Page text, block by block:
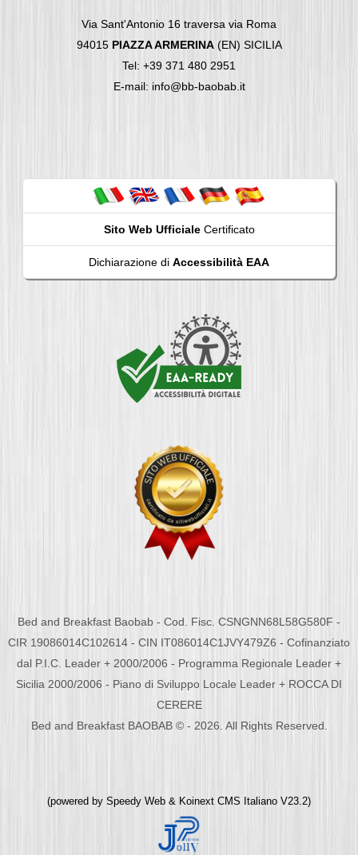
Via Sant'Antonio 16 traversa via Roma
94015 PIAZZA ARMERINA(EN) SICILIA
Tel: +39 371 480 2951
E-mail: info@bb-baobab.it
Sito Web UfficialeCertificato
Dichiarazione di Accessibilità EAA
Bed and Breakfast Baobab - Cod. Fisc. CSNGNN68L58G580F -
CIR 19086014C102614 - CIN IT086014C1JVY479Z6 - Cofinanziato
dal P.I.C. Leader + 2000/2006 - Programma Regionale Leader +
Sicilia 2000/2006 - Piano di Sviluppo Locale Leader + ROCCA DI
CERERE
Bed and Breakfast BAOBAB © - 2026. All Rights Reserved.
(powered by Speedy Web & Koinext CMS Italiano V23.2)